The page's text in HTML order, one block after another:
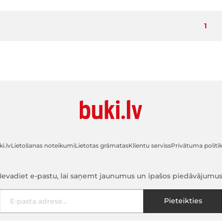
1
Lietošanas noteikumiLietotas grāmatasKlientu servissPrivātuma
Ievadiet e-pastu, lai saņemt jaunumus un īpašos piedāvājumus
Pieteikties